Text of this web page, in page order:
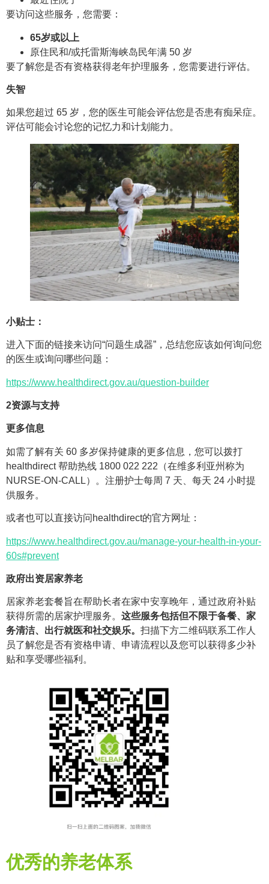
要访问这些服务，您需要：
65岁或以上
原住民和/或托雷斯海峡岛民年满 50 岁
要了解您是否有资格获得老年护理服务，您需要进行评估。
失智
如果您超过 65 岁，您的医生可能会评估您是否患有痴呆症。
评估可能会讨论您的记忆力和计划能力。
小贴士：
进入下面的链接来访问“问题生成器”，总结您应该如何询问您
的医生或询问哪些问题：
https://www.healthdirect.gov.au/question-builder
2资源与支持
更多信息
如需了解有关 60 多岁保持健康的更多信息，您可以拨打
healthdirect 帮助热线 1800 022 222（在维多利亚州称为
NURSE-ON-CALL）。注册护士每周 7 天、每天 24 小时提
供服务。
或者也可以直接访问healthdirect的官方网址：
https://www.healthdirect.gov.au/manage-your-health-in-your-
60s#prevent
政府出资居家养老
居家养老套餐旨在帮助长者在家中安享晚年，通过政府补贴
获得所需的居家护理服务。 这些服务包括但不限于备餐、家
务清洁、出行就医和社交娱乐。 扫描下方二维码联系工作人
员了解您是否有资格申请、申请流程以及您可以获得多少补
贴和享受哪些福利。
优秀的养老体系